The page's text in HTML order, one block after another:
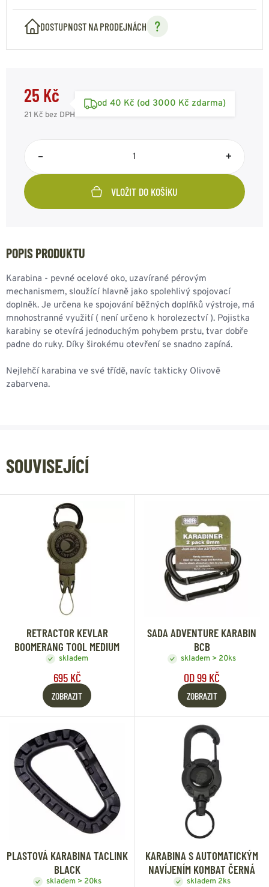
DOSTUPNOST NA PRODEJNÁCH
25 Kč
21 Kč bez DPH
od 40 Kč (od 3000 Kč zdarma)
– +
VLOŽIT DO KOŠÍKU
POPIS PRODUKTU
Karabina - pevné ocelové oko, uzavírané pérovým
mechanismem, sloužící hlavně jako spolehlivý spojovací
doplněk. Je určena ke spojování běžných doplňků výstroje, má
mnohostranné využití ( není určeno k horolezectví ). Pojistka
karabiny se otevírá jednoduchým pohybem prstu, tvar dobře
padne do ruky. Díky širokému otevření se snadno zapíná.
Nejlehčí karabina ve své třídě, navíc takticky Olivově
zabarvena.
SOUVISEJÍCÍ
RETRACTOR KEVLAR
BOOMERANG TOOL MEDIUM
skladem
695 KČ
ZOBRAZIT
SADA ADVENTURE KARABIN
BCB
skladem > 20ks
OD 99 KČ
ZOBRAZIT
PLASTOVÁ KARABINA TACLINK
BLACK
skladem > 20ks
KARABINA S AUTOMATICKÝM
NAVÍJENÍM KOMBAT ČERNÁ
skladem 2ks